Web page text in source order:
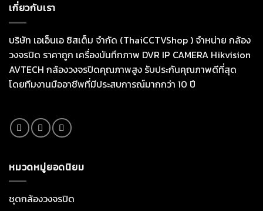
เกี่ยวกับเรา
บริษัท เอเอ็นเอ ซิสเต็ม จำกัด (ThaiCCTVShop ) จำหน่าย กล้อง
วงจรปิด ราคาถูก เครื่องบันทึกภาพ DVR IP CAMERA Hikvision
AVTECH กล้องวงจรปิดคุณภาพสูง รับประกันคุณภาพดีที่สุด
โดยทีมงานมืออาชีพที่มีประสบการณ์มากกว่า 10 ปี
หมวดหมู่ยอดนิยม
ชุดกล้องวงจรปิด